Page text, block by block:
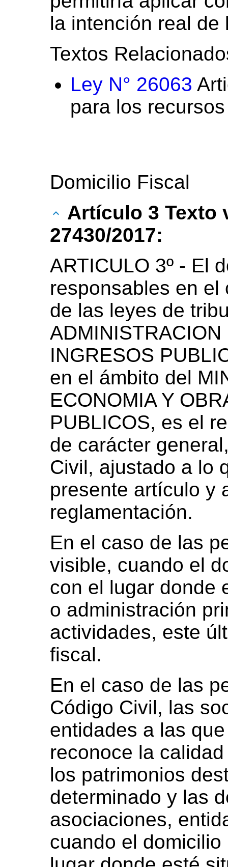
la intención real de
Textos
Ley N° 26063
para los
Domicilio Fiscal
Artículo 3 Texto
27430/2017:
ARTICULO 3º - El
responsables en
de las leyes de
INGRESOS
en el ámbito del
ECONOMIA Y
PUBLICOS, es el
de carácter
Civil, ajustado a lo
presente artículo y
reglamentación.
En el caso de las
visible, cuando el
con el lugar donde
o administración
actividades, este
fiscal.
En el caso de las
Código Civil, las
entidades a las
reconoce la
los patrimonios
determinado y las
asociaciones,
cuando el